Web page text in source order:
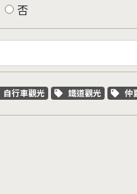
否
關鍵字標籤
自行車觀光 關鍵字標籤
鐵道觀光 關
仲